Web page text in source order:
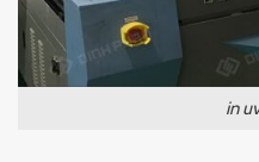
in